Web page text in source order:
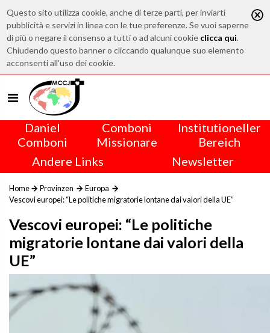
Questo sito utilizza cookie, anche di terze parti, per inviarti
pubblicità e servizi in linea con le tue preferenze. Se vuoi saperne
di più o negare il consenso a tutti o ad alcuni cookie clicca qui.
Chiudendo questo banner o cliccando qualunque suo elemento
acconsenti all'uso dei cookie.
Daniel
Comboni
Comboni
Missionare
Institutioneller
Bereich
Andere Links
Newsletter
Home Provinzen
Europa
Vescovi europei: “Le politiche migratorie lontane dai valori della UE”
Vescovi europei: “Le politiche
migratorie lontane dai valori della
UE”